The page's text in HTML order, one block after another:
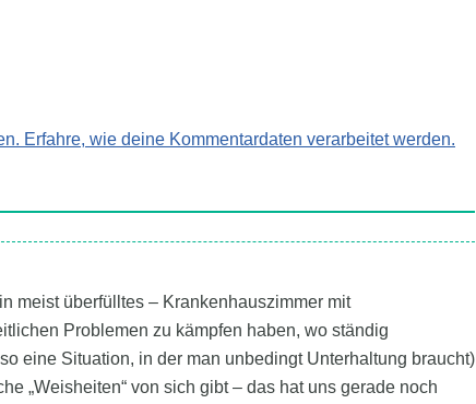
Erfahre, wie deine Kommentardaten verarbeitet werden.
meist überfülltes – Krankenhauszimmer mit
Problemen zu kämpfen haben, wo ständig
eine Situation, in der man unbedingt Unterhaltung braucht)
„Weisheiten“ von sich gibt – das hat uns gerade noch